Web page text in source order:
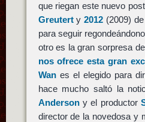
que riegan este nuevo
Greuterty2012 (2009) de
para seguir
otro es la gran sorpresa
nos ofrece esta gran
Wanes el elegido para
hace mucho saltó la
Andersony el productor
director de la novedosa y